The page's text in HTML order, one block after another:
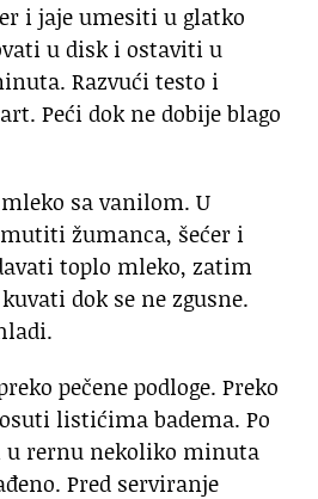
i jaje umesiti u glatko
u disk i ostaviti u
Razvući testo i
Peći dok ne dobije blago
sa vanilom. U
žumanca, šećer i
toplo mleko, zatim
dok se ne zgusne.
pečene podloge. Preko
listićima badema. Po
rernu nekoliko minuta
Pred serviranje